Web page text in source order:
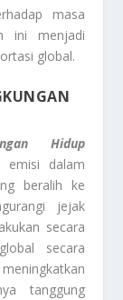
masa
ini menjadi
global.
Hidup
emisi dalam
beralih ke
jejak
secara
secara
tanggung